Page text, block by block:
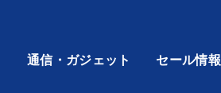
通信・ガジェット セール情報